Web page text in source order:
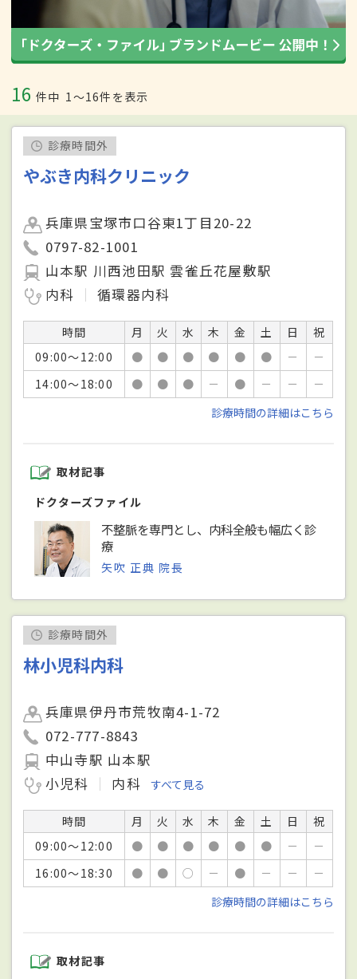
16 件中 1〜16件を表示
診療時間外
やぶき内科クリニック
兵庫県宝塚市口谷東1丁目20-22
0797-82-1001
山本駅 川西池田駅 雲雀丘花屋敷駅
内科
循環器内科
時間 月 火 水 木 金 土 日
祝
09:00～12:00
● ● ● ● ● ● －
－
14:00～18:00
● ● ● － ● － －
－
診療時間の詳細はこちら
取材記事
ドクターズファイル
不整脈を専門とし、内科全般も幅広く診
療
矢吹 正典 院長
診療時間外
林小児科内科
兵庫県伊丹市荒牧南4-1-72
072-777-8843
中山寺駅 山本駅
小児科
内科 すべて見る
時間 月 火 水 木 金 土 日
祝
09:00～12:00
● ● ● ● ● ● －
－
16:00～18:30
● ● ○ － ● － －
－
診療時間の詳細はこちら
取材記事